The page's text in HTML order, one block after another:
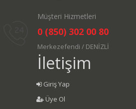
Müşteri Hizmetleri
0 (850) 302 00 80
Merkezefendi / DENİZLİ
İletişim
Giriş Yap
Üye Ol